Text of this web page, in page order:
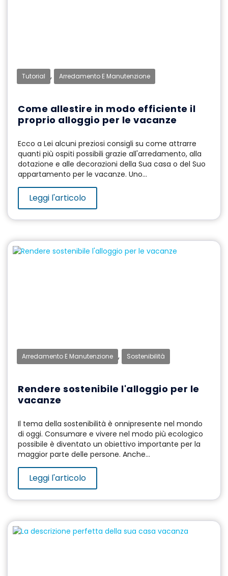
Tutorial , Arredamento E Manutenzione
Come allestire in modo efficiente il
proprio alloggio per le vacanze
Ecco a Lei alcuni preziosi consigli su come attrarre
quanti più ospiti possibili grazie all'arredamento, alla
dotazione e alle decorazioni della Sua casa o del Suo
appartamento per le vacanze. Uno...
Leggi l'articolo
Arredamento E Manutenzione , Sostenibilità
Rendere sostenibile l'alloggio per le
vacanze
Il tema della sostenibilità è onnipresente nel mondo
di oggi. Consumare e vivere nel modo più ecologico
possibile è diventato un obiettivo importante per la
maggior parte delle persone. Anche...
Leggi l'articolo